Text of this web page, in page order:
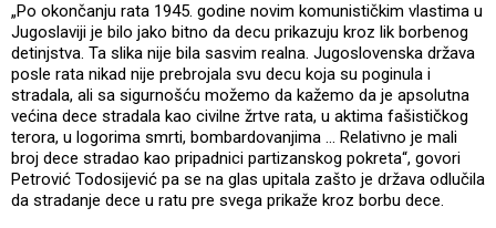
„Po okončanju rata 1945. godine novim komunističkim vlastima u
Jugoslaviji je bilo jako bitno da decu prikazuju kroz lik borbenog
detinjstva. Ta slika nije bila sasvim realna. Jugoslovenska država
posle rata nikad nije prebrojala svu decu koja su poginula i
stradala, ali sa sigurnošću možemo da kažemo da je apsolutna
većina dece stradala kao civilne žrtve rata, u aktima fašističkog
terora, u logorima smrti, bombardovanjima ... Relativno je mali
broj dece stradao kao pripadnici partizanskog pokreta“, govori
Petrović Todosijević pa se na glas upitala zašto je država odlučila
da stradanje dece u ratu pre svega prikaže kroz borbu dece.